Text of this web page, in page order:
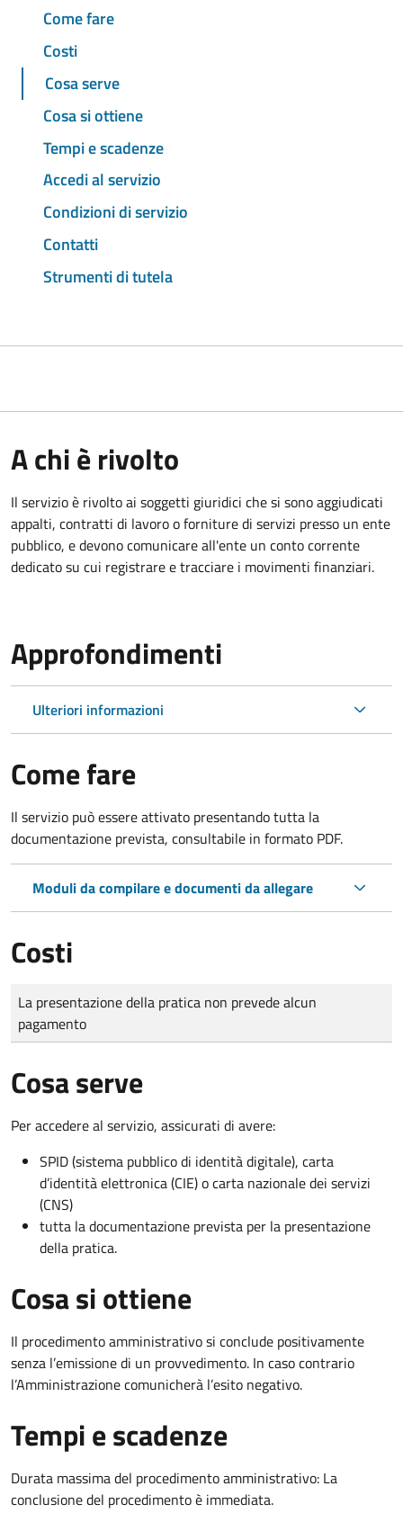
Come fare
Costi
Cosa serve
Cosa si ottiene
Tempi e scadenze
Accedi al servizio
Condizioni di servizio
Contatti
Strumenti di tutela
A chi è rivolto
Il servizio è rivolto ai soggetti giuridici che si sono aggiudicati
appalti, contratti di lavoro o forniture di servizi presso un ente
pubblico, e devono comunicare all'ente un conto corrente
dedicato su cui registrare e tracciare i movimenti finanziari.
Approfondimenti
Ulteriori informazioni
Come fare
Il servizio può essere attivato presentando tutta la
documentazione prevista, consultabile in formato PDF.
Moduli da compilare e documenti da allegare
Costi
Tipo di pagamento
Importo
La presentazione della pratica non prevede alcun
pagamento
Cosa serve
Per accedere al servizio, assicurati di avere:
SPID (sistema pubblico di identità digitale), carta
d’identità elettronica (CIE) o carta nazionale dei servizi
(CNS)
tutta la documentazione prevista per la presentazione
della pratica.
Cosa si ottiene
Il procedimento amministrativo si conclude positivamente
senza l’emissione di un provvedimento. In caso contrario
l’Amministrazione comunicherà l’esito negativo.
Tempi e scadenze
Durata massima del procedimento amministrativo: La
conclusione del procedimento è immediata.